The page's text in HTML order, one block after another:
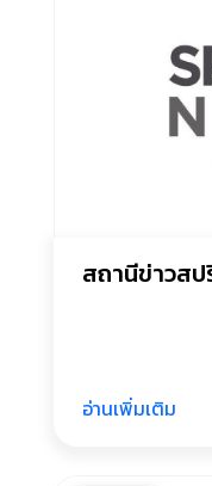
สถานีข่าวสป
อ่านเพิ่มเติม